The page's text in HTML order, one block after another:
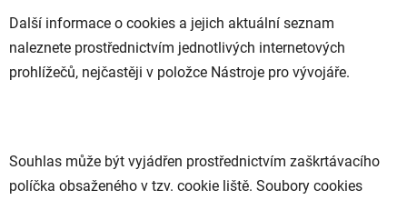
Další informace o cookies a jejich aktuální seznam
naleznete prostřednictvím jednotlivých internetových
prohlížečů, nejčastěji v položce Nástroje pro vývojáře.
Souhlas může být vyjádřen prostřednictvím zaškrtávacího
políčka obsaženého v tzv. cookie liště. Soubory cookies